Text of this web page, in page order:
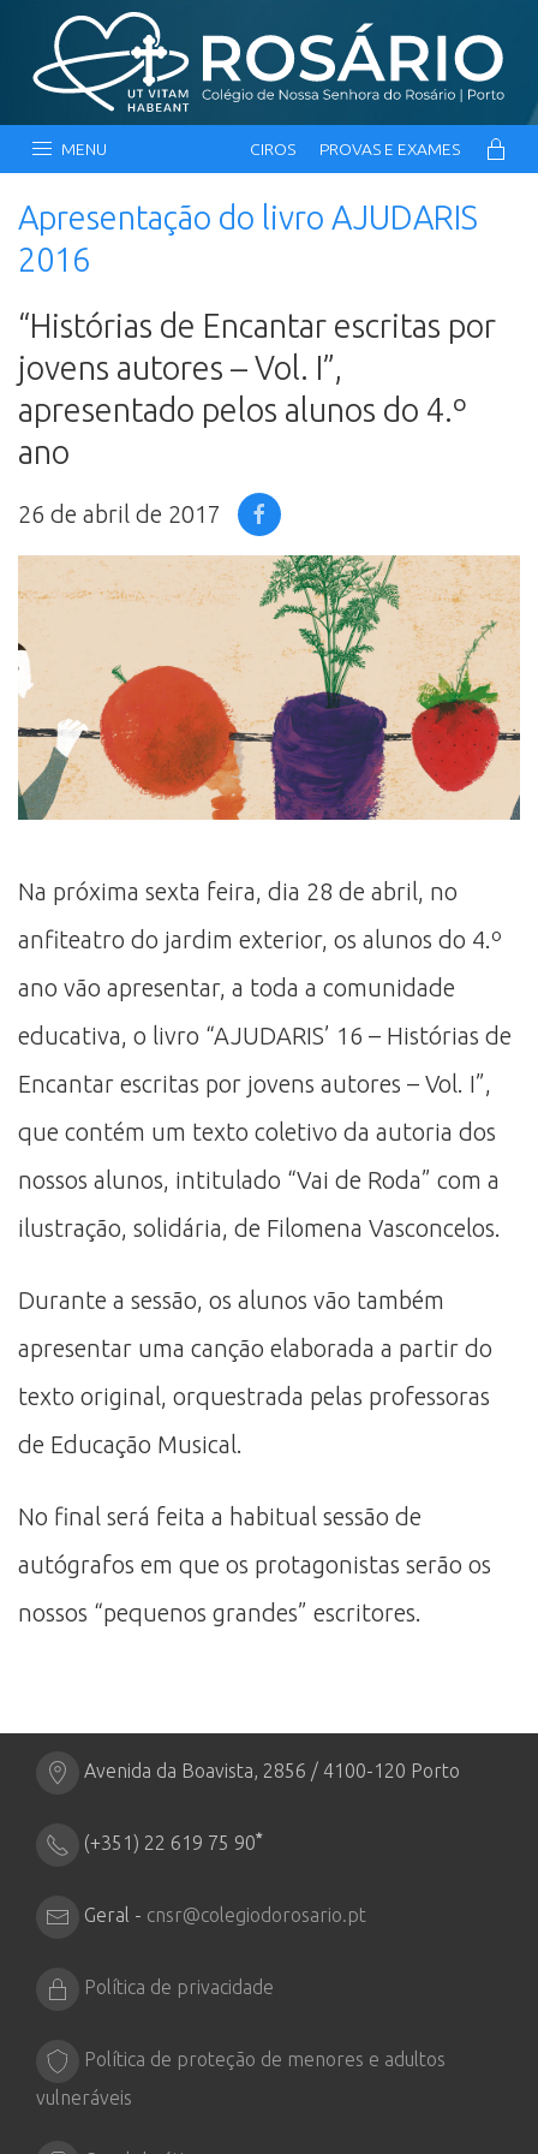
MENU CIROS PROVAS E EXAMES
Apresentação do livro AJUDARIS
2016
“Histórias de Encantar escritas por
jovens autores – Vol. I”,
apresentado pelos alunos do 4.º
ano
26 de abril de 2017
Na próxima sexta feira, dia 28 de abril, no
anfiteatro do jardim exterior, os alunos do 4.º
ano vão apresentar, a toda a comunidade
educativa, o livro “AJUDARIS’ 16 – Histórias de
Encantar escritas por jovens autores – Vol. I”,
que contém um texto coletivo da autoria dos
nossos alunos, intitulado “Vai de Roda” com a
ilustração, solidária, de Filomena Vasconcelos.
Durante a sessão, os alunos vão também
apresentar uma canção elaborada a partir do
texto original, orquestrada pelas professoras
de Educação Musical.
No final será feita a habitual sessão de
autógrafos em que os protagonistas serão os
nossos “pequenos grandes” escritores.
Avenida da Boavista, 2856 / 4100-120 Porto
(+351) 22 619 75 90*
Geral - cnsr@colegiodorosario.pt
Política de privacidade
Política de proteção de menores e adultos
vulneráveis